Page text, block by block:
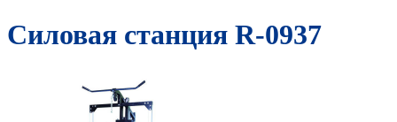
Силовая станция R-0937